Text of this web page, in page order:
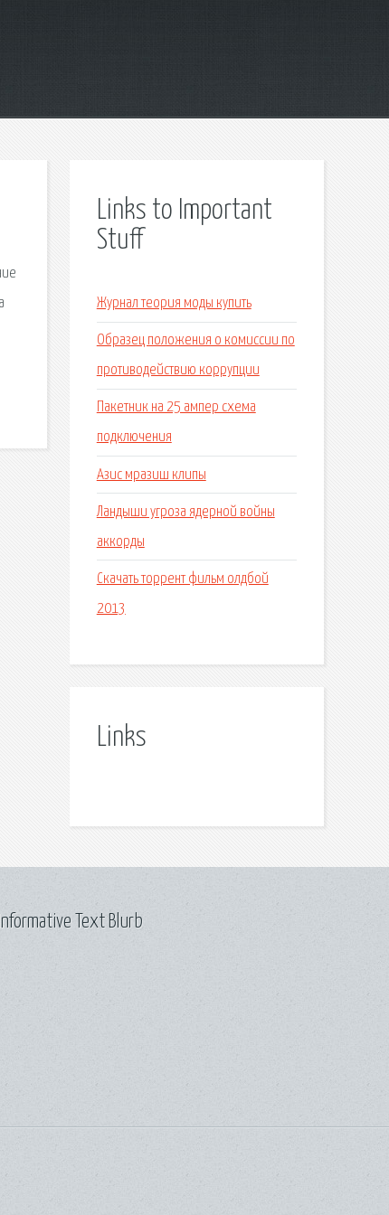
Links to Important
Stuff
Журнал теория моды купить
Образец положения о комиссии по
противодействию коррупции
Пакетник на 25 ампер схема
подключения
Азис мразиш клипы
Ландыши угроза ядерной войны
аккорды
Скачать торрент фильм олдбой
2013
Links
Text Blurb